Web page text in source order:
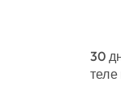
30
теле